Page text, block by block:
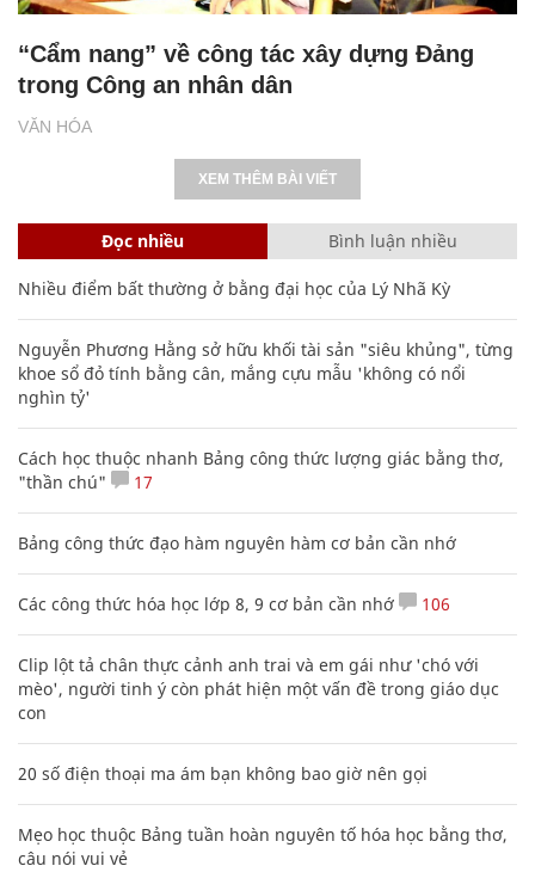
VĂN HÓA
“Cẩm nang” về công tác xây dựng Đảng
trong Công an nhân dân
XEM THÊM BÀI VIẾT
Đọc nhiều Bình luận nhiều
Nhiều điểm bất thường ở bằng đại học của Lý Nhã Kỳ
Nguyễn Phương Hằng sở hữu khối tài sản "siêu khủng", từng
khoe sổ đỏ tính bằng cân, mắng cựu mẫu 'không có nổi
nghìn tỷ'
Cách học thuộc nhanh Bảng công thức lượng giác bằng thơ,
"thần chú"
17
Bảng công thức đạo hàm nguyên hàm cơ bản cần nhớ
Các công thức hóa học lớp 8, 9 cơ bản cần nhớ 106
Clip lột tả chân thực cảnh anh trai và em gái như 'chó với
mèo', người tinh ý còn phát hiện một vấn đề trong giáo dục
con
20 số điện thoại ma ám bạn không bao giờ nên gọi
Mẹo học thuộc Bảng tuần hoàn nguyên tố hóa học bằng thơ,
câu nói vui vẻ